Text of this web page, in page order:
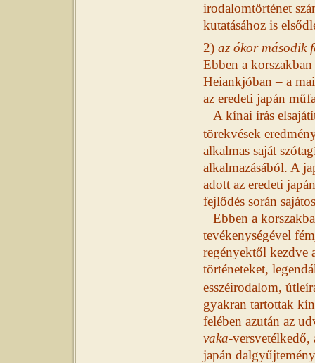
irodalomtörténet
kutatásához is
2) az ókor második
Ebben a
Heiankjóban – a
az eredeti japán
A kínai írás
törekvések
alkalmas saját
alkalmazásából. A
adott az eredeti
fejlődés során
Ebben a
tevékenységével
regényektől kezdve
történeteket,
esszéirodalom,
gyakran tartottak
felében azután az
vaka-versvetélkedő,
japán